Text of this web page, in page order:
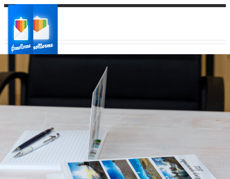
Ваш регион доставки
Выберите из списка: